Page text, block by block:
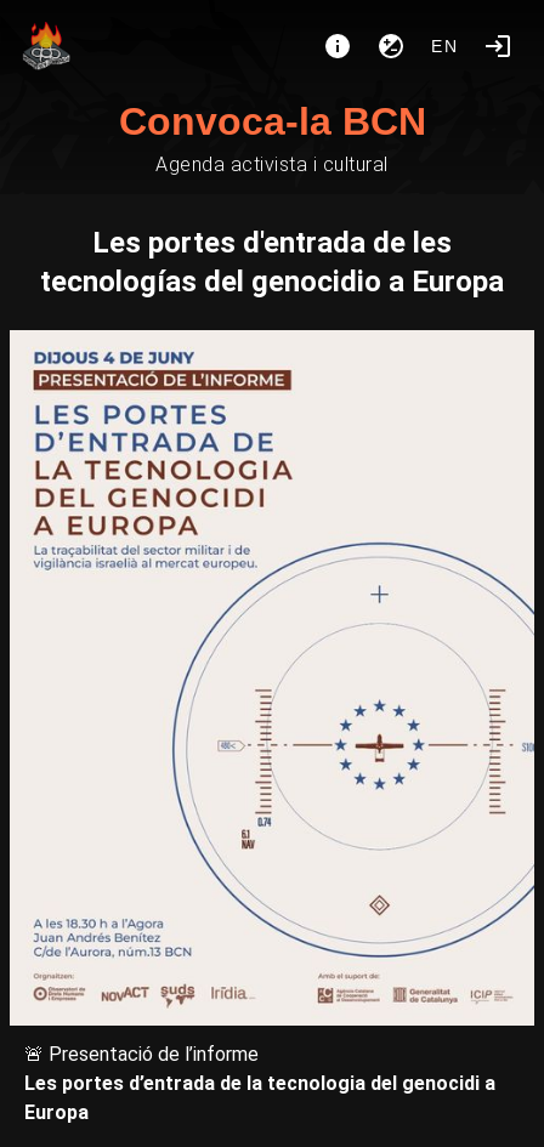
EN
Convoca-la BCN
Agenda activista i cultural
Les portes d'entrada de les
tecnologías del genocidio a Europa
🚨 Presentació de l’informe
Les portes d’entrada de la tecnologia del genocidi a
Europa